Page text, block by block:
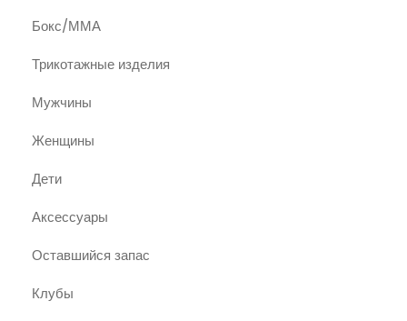
Бокс/ММА
Трикотажные изделия
Мужчины
Женщины
Дети
Аксессуары
Оставшийся запас
Клубы